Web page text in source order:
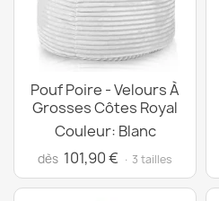
Pouf Poire - Velours À
Grosses Côtes Royal
Couleur: Blanc
dès 101,90 € · 3 tailles